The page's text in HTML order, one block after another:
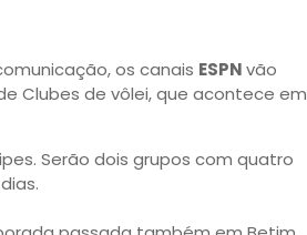
os canais ESPNvão
Clubes de vôlei, que acontece em
Serão dois grupos com quatro